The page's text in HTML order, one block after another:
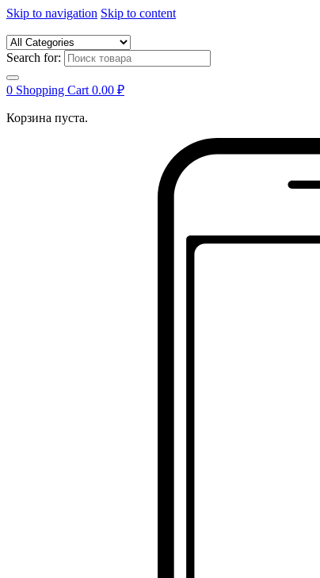
Skip to navigation Skip to content
Search for:
0 Shopping Cart 0.00 ₽
Корзина пуста.